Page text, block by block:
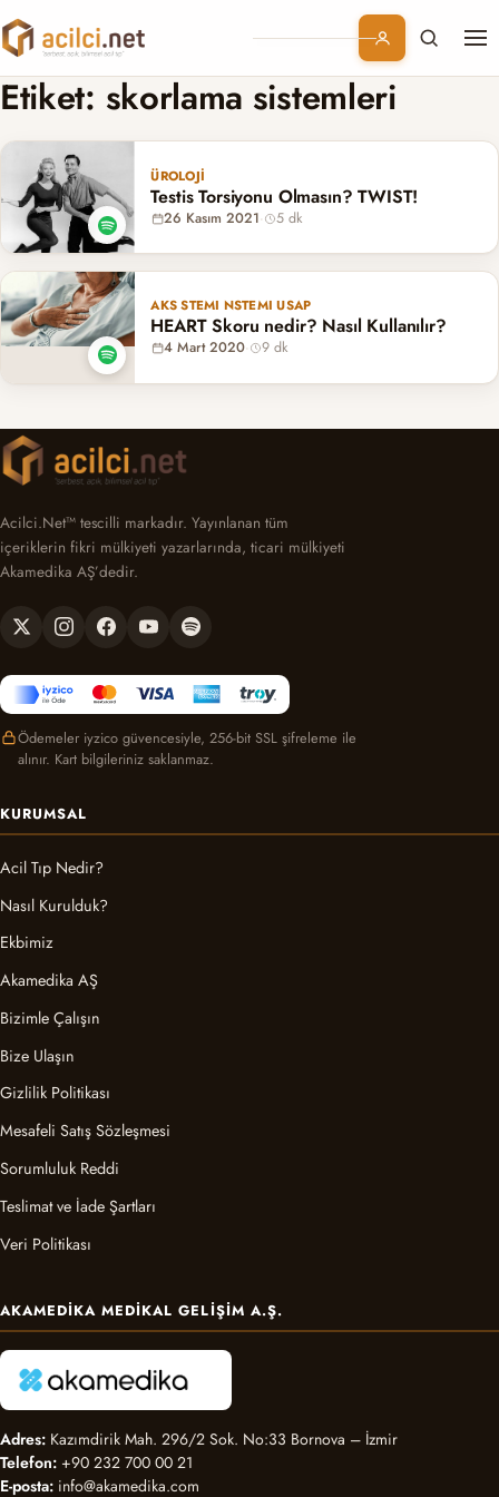
Branşlar
Konular
Kurumsal
Abonelik
Etiket: skorlama sistemleri
ÜROLOJI
Testis Torsiyonu Olmasın? TWIST!
26 Kasım 2021· 5 dk
AKS STEMI NSTEMI USAP
HEART Skoru nedir? Nasıl Kullanılır?
4 Mart 2020· 9 dk
Acilci.Net™ tescilli markadır. Yayınlanan tüm
içeriklerin fikri mülkiyeti yazarlarında, ticari mülkiyeti
Akamedika AŞ’dedir.
Ödemeler iyzico güvencesiyle, 256-bit SSL şifreleme ile
alınır. Kart bilgileriniz saklanmaz.
KURUMSAL
Acil Tıp Nedir?
Nasıl Kurulduk?
Ekbimiz
Akamedika AŞ
Bizimle Çalışın
Bize Ulaşın
Gizlilik Politikası
Mesafeli Satış Sözleşmesi
Sorumluluk Reddi
Teslimat ve İade Şartları
Veri Politikası
AKAMEDIKA MEDIKAL GELIŞIM A.Ş.
Adres: Kazımdirik Mah. 296/2 Sok. No:33 Bornova – İzmir
Telefon: +90 232 700 00 21
E-posta: info@akamedika.com